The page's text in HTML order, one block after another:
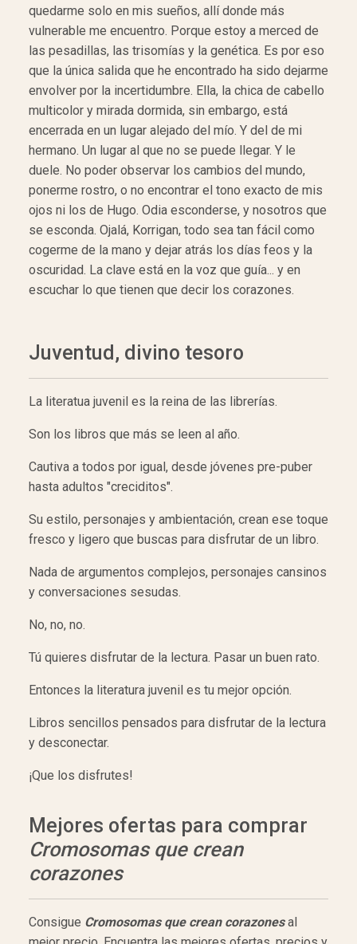
quedarme solo en mis sueños, allí donde más
vulnerable me encuentro. Porque estoy a merced de
las pesadillas, las trisomías y la genética. Es por eso
que la única salida que he encontrado ha sido dejarme
envolver por la incertidumbre. Ella, la chica de cabello
multicolor y mirada dormida, sin embargo, está
encerrada en un lugar alejado del mío. Y del de mi
hermano. Un lugar al que no se puede llegar. Y le
duele. No poder observar los cambios del mundo,
ponerme rostro, o no encontrar el tono exacto de mis
ojos ni los de Hugo. Odia esconderse, y nosotros que
se esconda. Ojalá, Korrigan, todo sea tan fácil como
cogerme de la mano y dejar atrás los días feos y la
oscuridad. La clave está en la voz que guía... y en
escuchar lo que tienen que decir los corazones.
Juventud, divino tesoro
La literatua juvenil es la reina de las librerías.
Son los libros que más se leen al año.
Cautiva a todos por igual, desde jóvenes pre-puber
hasta adultos "creciditos".
Su estilo, personajes y ambientación, crean ese toque
fresco y ligero que buscas para disfrutar de un libro.
Nada de argumentos complejos, personajes cansinos
y conversaciones sesudas.
No, no, no.
Tú quieres disfrutar de la lectura. Pasar un buen rato.
Entonces la literatura juvenil es tu mejor opción.
Libros sencillos pensados para disfrutar de la lectura
y desconectar.
¡Que los disfrutes!
Mejores ofertas para comprar
Cromosomas que crean
corazones
Consigue Cromosomas que crean corazonesal